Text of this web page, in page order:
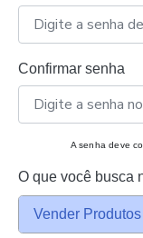
Confirmar senha
A senha deve
O que você busca
Vender Produtos